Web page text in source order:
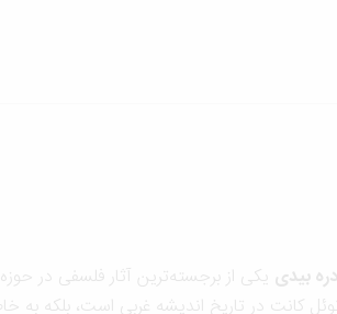
بیدی یکی از برجسته‌ترین آثار فلسفی در
کانت در تاریخ اندیشه غربی است، بلکه